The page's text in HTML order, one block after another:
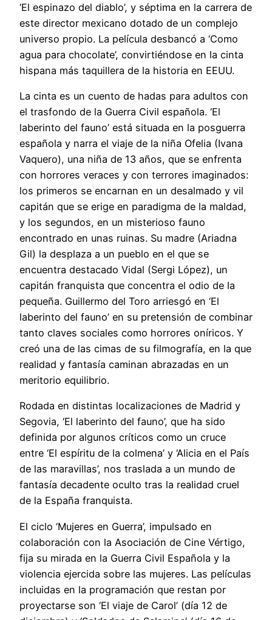
‘El espinazo del diablo’, y séptima en la carrera de
este director mexicano dotado de un complejo
universo propio. La película desbancó a ‘Como
agua para chocolate’, convirtiéndose en la cinta
hispana más taquillera de la historia en EEUU.
La cinta es un cuento de hadas para adultos con
el trasfondo de la Guerra Civil española. ‘El
laberinto del fauno’ está situada en la posguerra
española y narra el viaje de la niña Ofelia (Ivana
Vaquero), una niña de 13 años, que se enfrenta
con horrores veraces y con terrores imaginados:
los primeros se encarnan en un desalmado y vil
capitán que se erige en paradigma de la maldad,
y los segundos, en un misterioso fauno
encontrado en unas ruinas. Su madre (Ariadna
Gil) la desplaza a un pueblo en el que se
encuentra destacado Vidal (Sergi López), un
capitán franquista que concentra el odio de la
pequeña. Guillermo del Toro arriesgó en ‘El
laberinto del fauno’ en su pretensión de combinar
tanto claves sociales como horrores oníricos. Y
creó una de las cimas de su filmografía, en la que
realidad y fantasía caminan abrazadas en un
meritorio equilibrio.
Rodada en distintas localizaciones de Madrid y
Segovia, ‘El laberinto del fauno’, que ha sido
definida por algunos críticos como un cruce
entre ‘El espíritu de la colmena’ y ‘Alicia en el País
de las maravillas’, nos traslada a un mundo de
fantasía decadente oculto tras la realidad cruel
de la España franquista.
El ciclo ‘Mujeres en Guerra’, impulsado en
colaboración con la Asociación de Cine Vértigo,
fija su mirada en la Guerra Civil Española y la
violencia ejercida sobre las mujeres. Las películas
incluidas en la programación que restan por
proyectarse son ‘El viaje de Carol’ (día 12 de